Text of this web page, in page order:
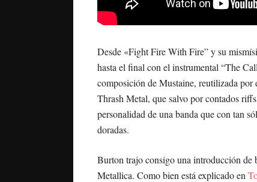
Desde «Fight Fire With Fire” y su
hasta el final con el instrumental “The
composición de Mustaine, reutilizada
Thrash Metal, que salvo por contados
personalidad de una banda que con tan
doradas.
Burton trajo consigo una introducción de
Metallica. Como bien está explicado en